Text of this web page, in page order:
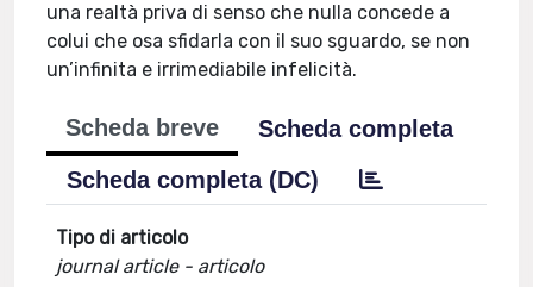
una realtà priva di senso che nulla concede a
colui che osa sfidarla con il suo sguardo, se non
un’infinita e irrimediabile infelicità.
Scheda breve
Scheda completa
Scheda completa (DC)
Tipo di articolo
journal article - articolo